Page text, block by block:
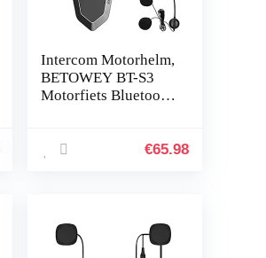
Intercom Motorhelm,
BETOWEY BT-S3
Motorfiets Bluetooth
radio voor
€65.98